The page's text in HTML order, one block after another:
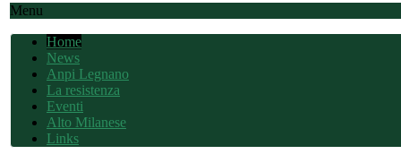
Menu
Home
News
Anpi Legnano
La resistenza
Eventi
Alto Milanese
Links